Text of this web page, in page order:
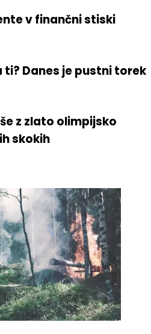
v finančni stiski
ti? Danes je pustni torek
z zlato olimpijsko
skokih